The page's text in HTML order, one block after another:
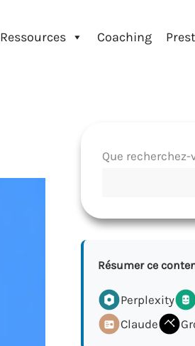
Ressources Coaching
Que recherchez-
Résumer ce
Perplexity
Claude